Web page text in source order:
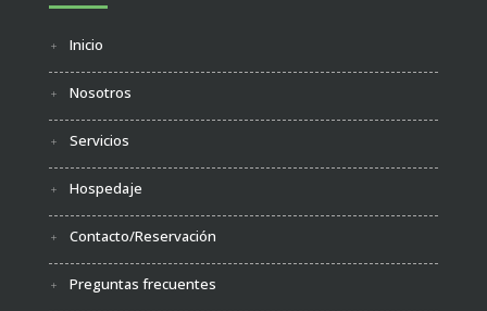
Inicio
Nosotros
Servicios
Hospedaje
Contacto/Reservación
Preguntas frecuentes